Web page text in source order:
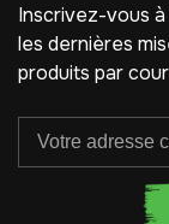
Inscrivez-vous
les dernières
produits par